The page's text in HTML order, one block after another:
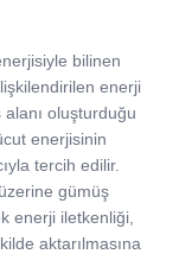
bilinen
enerji
oluşturduğu
enerjisinin
tercih edilir.
gümüş
enerji iletkenliği,
aktarılmasına